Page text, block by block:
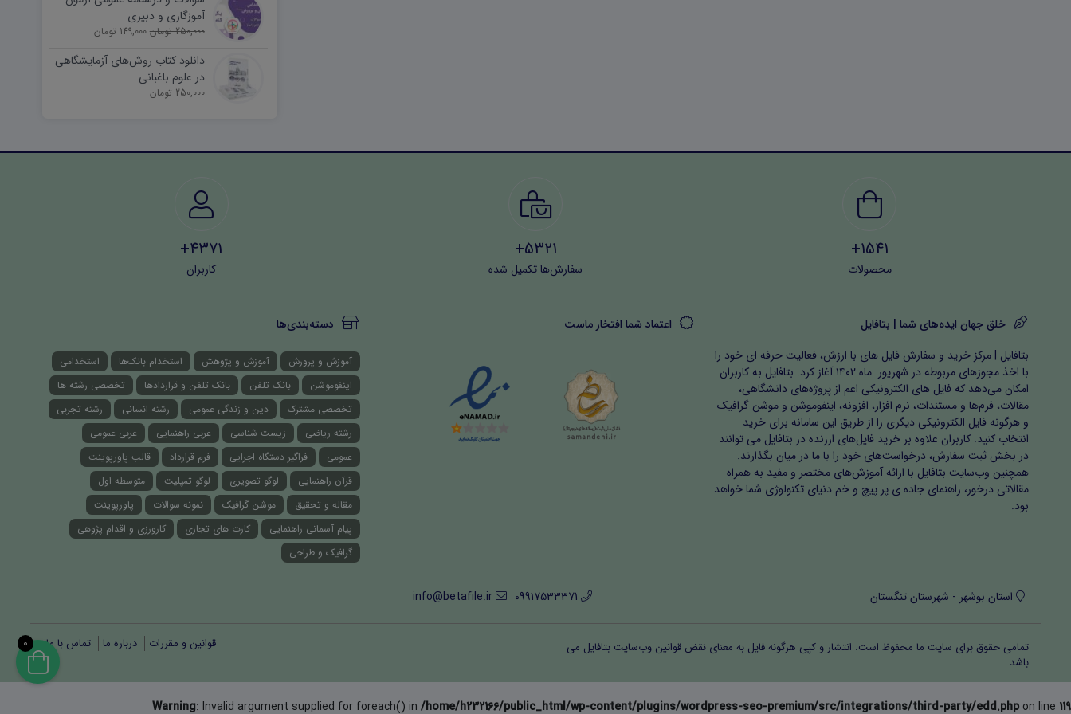
آموزگاری و دبیری
250,000 تومان 149,000 تومان
دانلود کتاب روش‌های آزمایشگاهی
در علوم باغبانی
250,000 تومان
1541+
محصولات
5321+
سفارش‌ها تکمیل شده
4371+
کاربران
خلق جهان ایده‌های شما | بتافایل
بتافایل | مرکز خرید و سفارش فایل های با ارزش، فعالیت حرفه ای خود را
با اخذ مجوزهای مربوطه در شهریور ماه ۱۴۰۲ آغاز کرد. بتافایل به کاربران
امکان می‌دهد که فایل های الکترونیکی اعم از پروژه‌های دانشگاهی،
مقالات، فرم‌ها و مستندات، نرم افزار، افزونه، اینفوموشن و موشن گرافیک
و هرگونه فایل الکترونیکی دیگری را از طریق این سامانه برای خرید
انتخاب کنید. کاربران علاوه بر خرید فایل‌های ارزنده در بتافایل می توانند
در بخش ثبت سفارش، درخواست‌های خود را با ما در میان بگذارند.
همچنین وب‌سایت بتافایل با ارائه آموزش‌های مختصر و مفید به همراه
مقالاتی درخور، راهنمای جاده ی پر پیچ و خم دنیای تکنولوژی شما خواهد
بود.
اعتماد شما افتخار ماست دسته‌بندی‌ها
آموزش و پرورش آموزش و پژوهش استخدام بانک‌ها
استخدامی
اینفوموشن
بانک تلفن بانک تلفن و قراردادها
تخصصی رشته ها
تخصصی مشترک
دین و زندگی عمومی رشته انسانی
رشته تجربی
رشته ریاضی
زیست شناسی عربی راهنمایی
عربی عمومی
عمومی
فراگیر دستگاه اجرایی فرم قرارداد
قالب پاورپوینت
قرآن راهنمایی
لوگو تصویری لوگو تمپلیت
متوسطه اول
مقاله و تحقیق
موشن گرافیک نمونه سوالات
پاورپوینت
پیام آسمانی راهنمایی
کارت های تجاری
کارورزی و اقدام پژوهی
گرافیک و طراحی
استان بوشهر - شهرستان تنگستان 09917533371
info@betafile.ir
تمامی حقوق برای سایت ما محفوظ است. انتشار و کپی هرگونه فایل‌ به معنای نقض قوانین وب‌سایت بتافایل می
باشد.
قوانین و مقررات درباره ما تماس با ما
Warning: Invalid argument supplied for foreach() in /home/h232166/public_html/wp-content/plugins/wordpress-seo-premium/src/integrations/third-party/edd.php on line 119
0